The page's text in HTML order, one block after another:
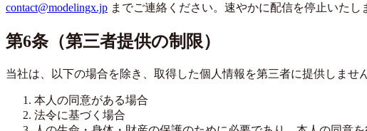
contact@modelingx.jp までご連絡ください。速やかに配信を停止いたし
第6条（第三者提供の制限）
当社は、以下の場合を除き、取得した個人情報を第三者に提供しません
本人の同意がある場合
法令に基づく場合